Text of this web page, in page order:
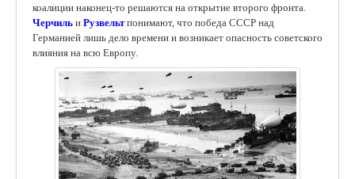
коалиции наконец-то решаются на открытие второго фронта.
Черчиль и Рузвельтпонимают, что победа СССР над
Германией лишь дело времени и возникает опасность советского
влияния на всю Европу.